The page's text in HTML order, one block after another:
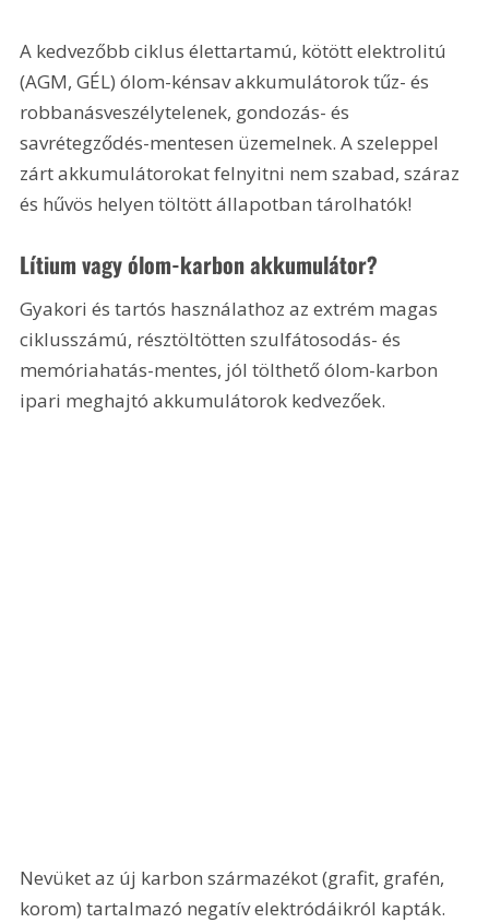
A kedvezőbb ciklus élettartamú, kötött elektrolitú
(AGM, GÉL) ólom-kénsav akkumulátorok tűz- és
robbanásveszélytelenek, gondozás- és
savrétegződés-mentesen üzemelnek. A szeleppel
zárt akkumulátorokat felnyitni nem szabad, száraz
és hűvös helyen töltött állapotban tárolhatók!
Lítium vagy ólom-karbon akkumulátor?
Gyakori és tartós használathoz az extrém magas
ciklusszámú, résztöltötten szulfátosodás- és
memóriahatás-mentes, jól tölthető ólom-karbon
ipari meghajtó akkumulátorok kedvezőek.
Nevüket az új karbon származékot (grafit, grafén,
korom) tartalmazó negatív elektródáikról kapták.